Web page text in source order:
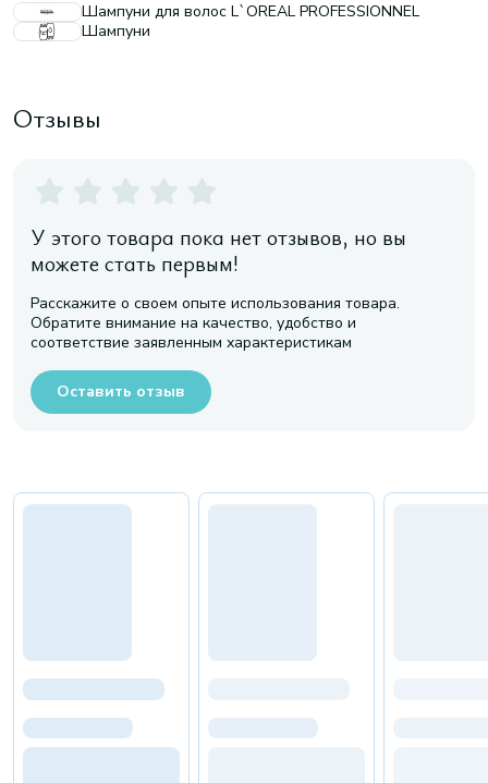
Шампуни для волос L`OREAL PROFESSIONNEL
Шампуни
Отзывы
У этого товара пока нет отзывов, но вы
можете стать первым!
Расскажите о своем опыте использования товара.
Обратите внимание на качество, удобство и
соответствие заявленным характеристикам
Оставить отзыв